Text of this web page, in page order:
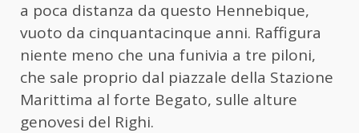
a poca distanza da questo Hennebique,
vuoto da cinquantacinque anni. Raffigura
niente meno che una funivia a tre piloni,
che sale proprio dal piazzale della Stazione
Marittima al forte Begato, sulle alture
genovesi del Righi.